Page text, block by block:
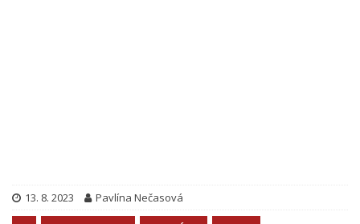
13. 8. 2023 Pavlína Nečasová